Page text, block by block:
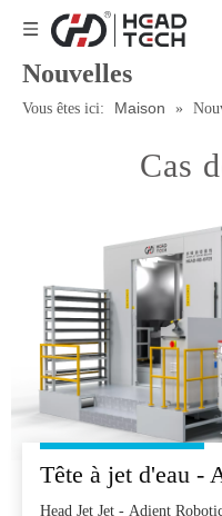
Nouvelles
Vous êtes ici: Maison »
Cas
Head Jet Jet - Adient